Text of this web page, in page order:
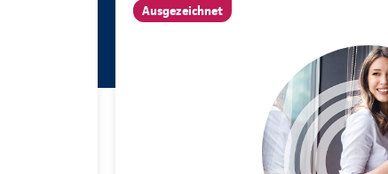
Ausgezeichnet